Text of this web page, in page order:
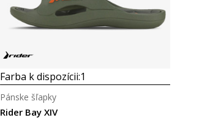
Farba k dispozícii:1
Rider Bay XIV
Pánske šľapky